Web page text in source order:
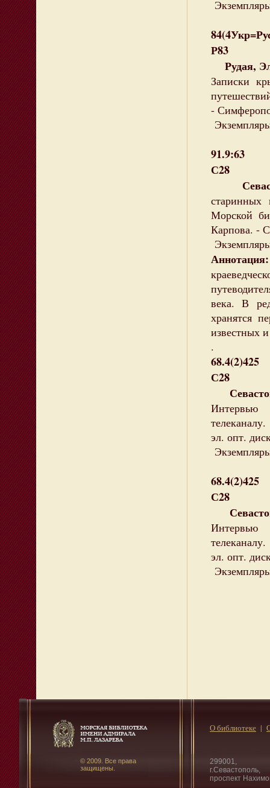
Р83
Рудая,
Записки
-
91.9:63
С28
старинных
Морской
Карпова. -
Аннотация:
века. В
хранятся
известных
.
68.4(2)425
С28
Интервью
эл. опт.
68.4(2)425
С28
Интервью
эл. опт.
© 2009. Все права
защищены.
299001,
г.Севастополь,
проспект
О библиотеке